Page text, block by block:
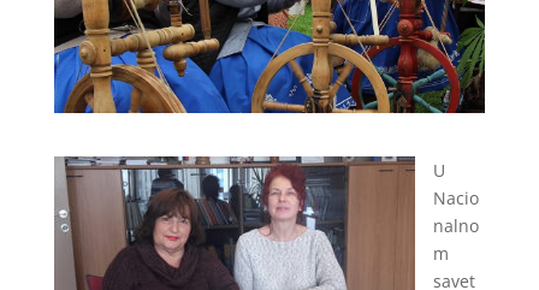
U
Nacio
nalno
m
savet